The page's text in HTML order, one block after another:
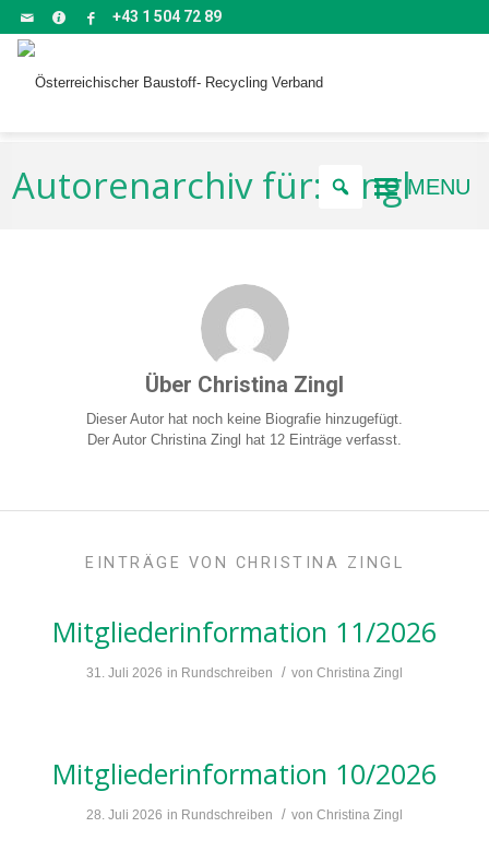
+43 1 504 72 89
MENU
Autorenarchiv für: Zingl
Über Christina Zingl
Dieser Autor hat noch keine Biografie hinzugefügt.
Der Autor Christina Zingl hat 12 Einträge verfasst.
EINTRÄGE VON CHRISTINA ZINGL
Mitgliederinformation 11/2026
31. Juli 2026 in Rundschreiben / von Christina Zingl
Mitgliederinformation 10/2026
28. Juli 2026 in Rundschreiben / von Christina Zingl